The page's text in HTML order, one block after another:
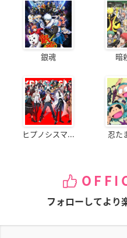
銀魂 暗
ヒプノシスマ... 忍た
フォローしてより